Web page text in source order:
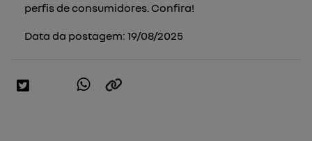
perfis de consumidores. Confira!
Data da postagem: 19/08/2025